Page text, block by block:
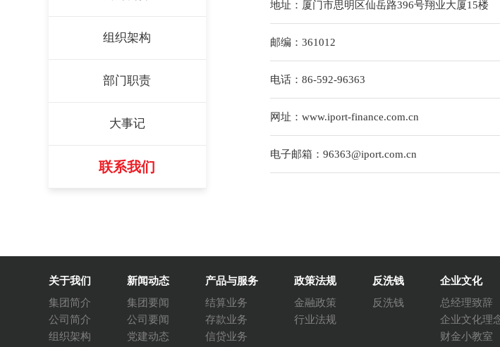
组织架构
部门职责
大事记
联系我们
地址： 厦门市思明区仙岳路396号翔业大厦15楼
邮编： 361012
电话： 86-592-96363
网址： www.iport-finance.com.cn
电子邮箱： 96363@iport.com.cn
关于我们
集团简介
公司简介
组织架构
新闻动态
集团要闻
公司要闻
党建动态
产品与服务
结算业务
存款业务
信贷业务
政策法规
金融政策
行业法规
反洗钱
反洗钱
企业文化
总经理致辞
企业文化理
财金小教室